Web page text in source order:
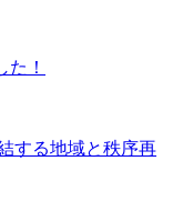
！
する地域と秩序再